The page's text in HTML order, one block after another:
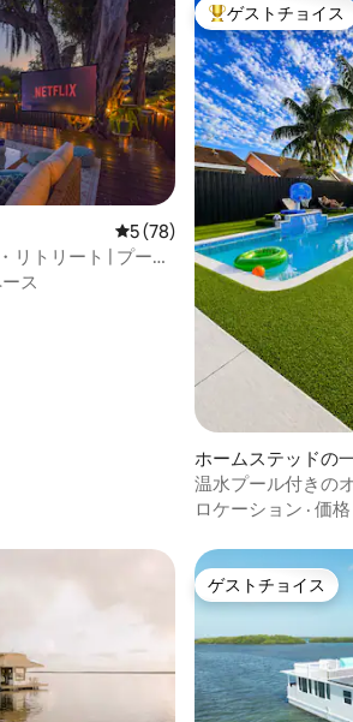
平均評価
スです。
レビュー78件、5つ星中5つ
5 (78)
リトリート | プール
ス
大好評のゲストチ
ゲストチョイス
ホームステッドの
温水プール付きの
キーズ諸島とマイ
ロケーション · 価格
ゲストチョイス
ゲストチョイス